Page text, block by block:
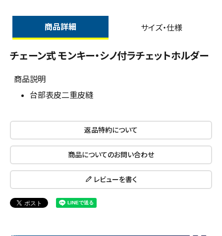
キーワードから探す
商品詳細 サイズ・仕様
チェーン式 モンキー・シノ付ラチェットホルダー
商品説明
台部表皮二重皮縫
返品特約について
商品についてのお問い合わせ
レビューを書く